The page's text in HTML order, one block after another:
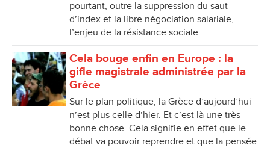
pourtant, outre la suppression du saut
d’index et la libre négociation salariale,
l’enjeu de la résistance sociale.
Cela bouge enfin en Europe : la
gifle magistrale administrée par la
Grèce
Sur le plan politique, la Grèce d’aujourd’hui
n’est plus celle d’hier. Et c’est là une très
bonne chose. Cela signifie en effet que le
débat va pouvoir reprendre et que la pensée